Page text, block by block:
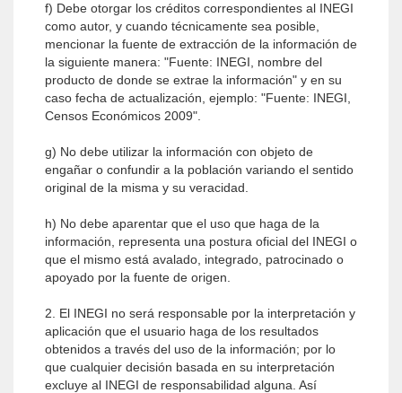
f) Debe otorgar los créditos correspondientes al INEGI
como autor, y cuando técnicamente sea posible,
mencionar la fuente de extracción de la información de
la siguiente manera: "Fuente: INEGI, nombre del
producto de donde se extrae la información" y en su
caso fecha de actualización, ejemplo: "Fuente: INEGI,
Censos Económicos 2009".
g) No debe utilizar la información con objeto de
engañar o confundir a la población variando el sentido
original de la misma y su veracidad.
h) No debe aparentar que el uso que haga de la
información, representa una postura oficial del INEGI o
que el mismo está avalado, integrado, patrocinado o
apoyado por la fuente de origen.
2. El INEGI no será responsable por la interpretación y
aplicación que el usuario haga de los resultados
obtenidos a través del uso de la información; por lo
que cualquier decisión basada en su interpretación
excluye al INEGI de responsabilidad alguna. Así